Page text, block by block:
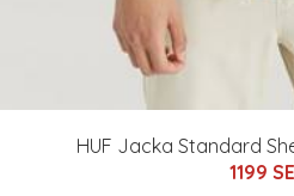
HUF Jacka Standard
1199